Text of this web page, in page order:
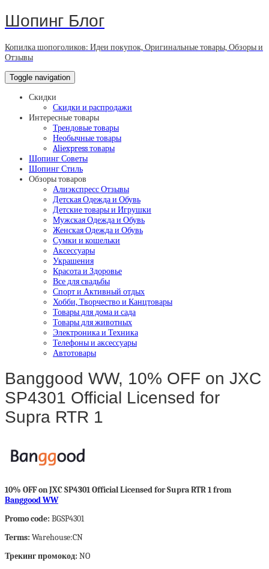
Шопинг Блог
Копилка шопоголиков: Идеи покупок, Оригинальные товары, Обзоры и
Отзывы
Toggle navigation
Скидки
Скидки и распродажи
Интересные товары
Трендовые товары
Необычные товары
Aliexpress товары
Шопинг Советы
Шопинг Стиль
Обзоры товаров
Алиэкспресс Отзывы
Детская Одежда и Обувь
Детские товары и Игрушки
Мужская Одежда и Обувь
Женская Одежда и Обувь
Сумки и кошельки
Аксессуары
Украшения
Красота и Здоровье
Все для свадьбы
Спорт и Активный отдых
Хобби, Творчество и Канцтовары
Товары для дома и сада
Товары для животных
Электроника и Техника
Телефоны и аксессуары
Автотовары
Banggood WW, 10% OFF on JXC
SP4301 Official Licensed for
Supra RTR 1
10% OFF on JXC SP4301 Official Licensed for Supra RTR 1 from
Banggood WW
Promo code: BGSP4301
Terms: Warehouse:CN
Трекинг промокод: NO